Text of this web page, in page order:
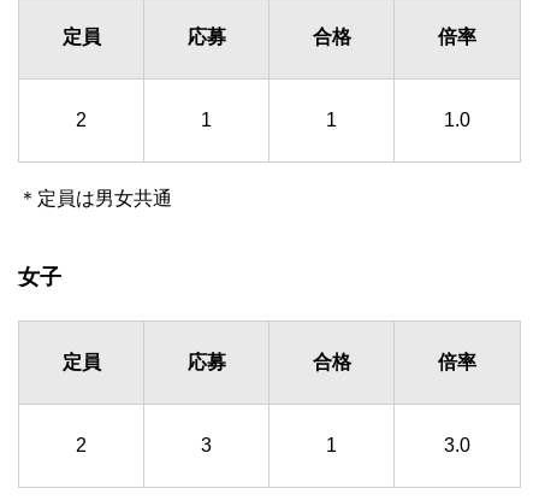
定員 応募 合格 倍率
2 1 1 1.0
＊定員は男女共通
女子
定員 応募 合格 倍率
2 3 1 3.0